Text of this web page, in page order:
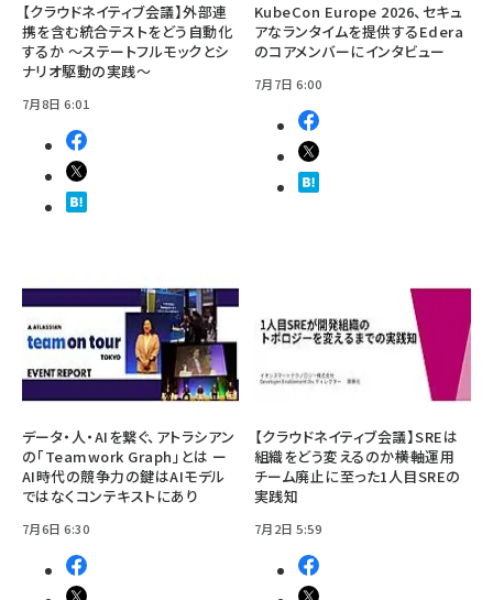
【クラウドネイティブ会議】外部連
携を含む統合テストをどう自動化
するか ～ステートフルモックとシ
ナリオ駆動の実践～
7月8日 6:01
KubeCon Europe 2026、セキュ
アなランタイムを提供するEdera
のコアメンバーにインタビュー
7月7日 6:00
データ・人・AIを繋ぐ、アトラシアン
の「Teamwork Graph」とは ー
AI時代の競争力の鍵はAIモデル
ではなくコンテキストにあり
7月6日 6:30
【クラウドネイティブ会議】SREは
組織をどう変えるのか――横軸運用
チーム廃止に至った1人目SREの
実践知
7月2日 5:59